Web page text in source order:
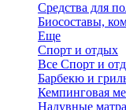
Средства для
Биосоставы,
Еще
Спорт и отдых
Все Спорт и
Барбекю и
Кемпинговая
Надувные